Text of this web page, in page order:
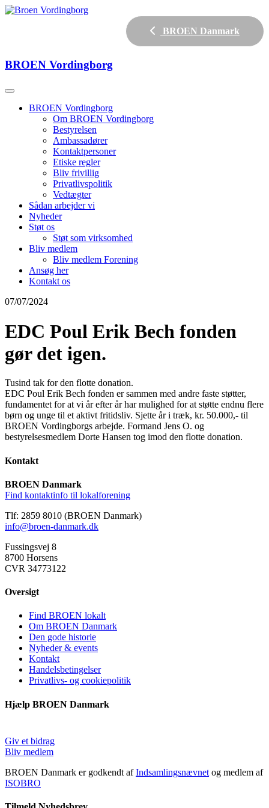
BROEN Danmark
BROEN Vordingborg
BROEN Vordingborg
Om BROEN Vordingborg
Bestyrelsen
Ambassadører
Kontaktpersoner
Etiske regler
Bliv frivillig
Privatlivspolitik
Vedtægter
Sådan arbejder vi
Nyheder
Støt os
Støt som virksomhed
Bliv medlem
Bliv medlem Forening
Ansøg her
Kontakt os
07/07/2024
EDC Poul Erik Bech fonden
gør det igen.
Tusind tak for den flotte donation.
EDC Poul Erik Bech fonden er sammen med andre faste støtter,
fundamentet for at vi år efter år har mulighed for at støtte endnu flere
børn og unge til et aktivt fritidsliv. Sjette år i træk, kr. 50.000,- til
BROEN Vordingborgs arbejde. Formand Jens O. og
bestyrelsesmedlem Dorte Hansen tog imod den flotte donation.
Kontakt
BROEN Danmark
Find kontaktinfo til lokalforening
Tlf: 2859 8010 (BROEN Danmark)
info@broen-danmark.dk
Fussingsvej 8
8700 Horsens
CVR 34773122
Oversigt
Find BROEN lokalt
Om BROEN Danmark
Den gode historie
Nyheder & events
Kontakt
Handelsbetingelser
Privatlivs- og cookiepolitik
Hjælp BROEN Danmark
Giv et bidrag
Bliv medlem
BROEN Danmark er godkendt afIndsamlingsnævnet og medlem af
ISOBRO